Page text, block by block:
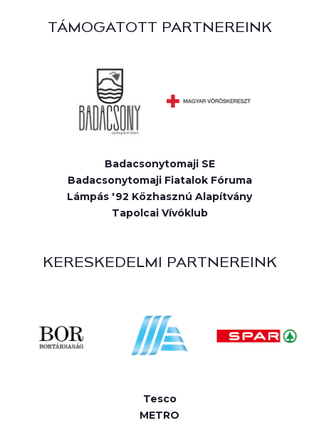
TÁMOGATOTT PARTNEREINK
Badacsonytomaji SE
Badacsonytomaji Fiatalok Fóruma
Lámpás '92 Közhasznú Alapítvány
Tapolcai Vívóklub
KERESKEDELMI PARTNEREINK
Tesco
METRO